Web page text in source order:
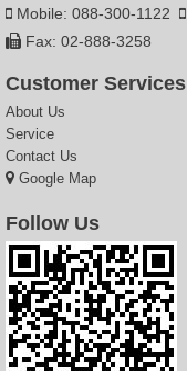
Mobile: 088-300-1122
Fax: 02-888-3258
Customer Services
About Us
Service
Contact Us
Google Map
Follow Us